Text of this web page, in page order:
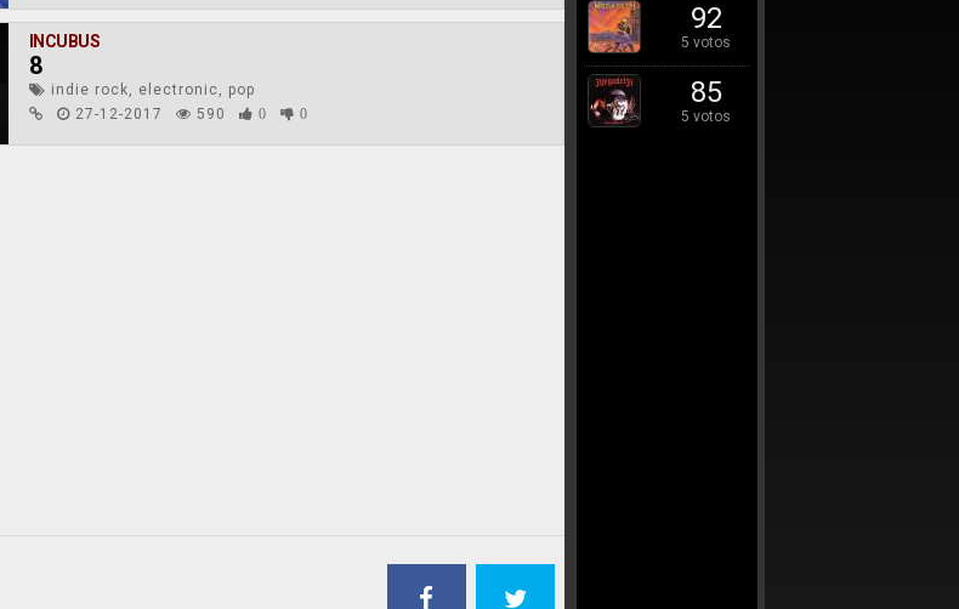
INCUBUS
8
indie rock, electronic, pop
27-12-2017
590 0 0
92
5 votos
85
5 votos